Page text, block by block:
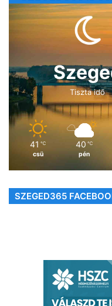
Tiszta idő
41 ℃
csü
40 ℃
pén
SZEGED365